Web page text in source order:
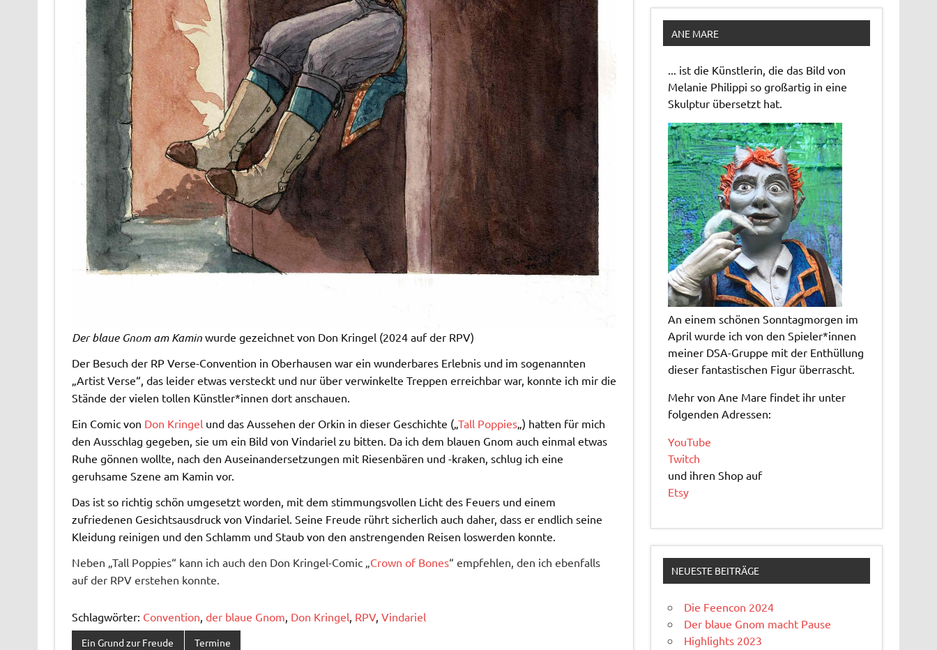
Der blaue Gnom am Kamin wurde gezeichnet von Don Kringel (2024 auf der RPV)
Der Besuch der RP Verse-Convention in Oberhausen war ein wunderbares Erlebnis und im sogenannten
„Artist Verse“, das leider etwas versteckt und nur über verwinkelte Treppen erreichbar war, konnte ich mir die
Stände der vielen tollen Künstler*innen dort anschauen.
Ein Comic von Don Kringel und das Aussehen der Orkin in dieser Geschichte („ Tall Poppies„) hatten für mich
den Ausschlag gegeben, sie um ein Bild von Vindariel zu bitten. Da ich dem blauen Gnom auch einmal etwas
Ruhe gönnen wollte, nach den Auseinandersetzungen mit Riesenbären und -kraken, schlug ich eine
geruhsame Szene am Kamin vor.
Das ist so richtig schön umgesetzt worden, mit dem stimmungsvollen Licht des Feuers und einem
zufriedenen Gesichtsausdruck von Vindariel. Seine Freude rührt sicherlich auch daher, dass er endlich seine
Kleidung reinigen und den Schlamm und Staub von den anstrengenden Reisen loswerden konnte.
Neben „Tall Poppies“ kann ich auch den Don Kringel-Comic „ Crown of Bones“ empfehlen, den ich ebenfalls
auf der RPV erstehen konnte.
Schlagwörter: Convention der blaue Gnom Don Kringel RPV, Vindariel
Ein Grund zur Freude Termine
ANE MARE
... ist die Künstlerin, die das Bild von
Melanie Philippi so großartig in eine
Skulptur übersetzt hat.
An einem schönen Sonntagmorgen im
April wurde ich von den Spieler*innen
meiner DSA-Gruppe mit der Enthüllung
dieser fantastischen Figur überrascht.
Mehr von Ane Mare findet ihr unter
folgenden Adressen:
YouTube
Twitch
und ihren Shop auf
Etsy
NEUESTE BEITRÄGE
Die Feencon 2024
Der blaue Gnom macht Pause
Highlights 2023